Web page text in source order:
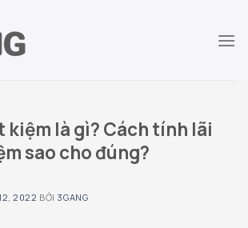
kiệm là gì? Cách tính lãi
sao cho đúng?
2022 BỞI 3GANG